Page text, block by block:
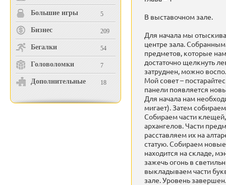
Большие игры 5
Бизнес 209
Бегалки 54
Головоломки 7
Дополнительные 18
В выставочном зале.
Для начала мы
центре зала.
предметов, которые
достаточно щелкнуть
затруднен, можно
Мой совет –
панели появляется
Для начала нам
мигает). Затем
Собираем части
архангелов. Части
расставляем их на
статую. Собираем
находится на складе,
зажечь огонь в
выкладываем части
зале. Уровень завершен.